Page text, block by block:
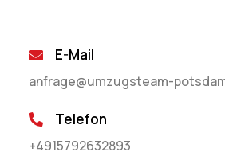
E-Mail
anfrage@umzugsteam-
Telefon
+4915792632893